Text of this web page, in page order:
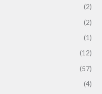
(2)
(2)
(1)
(12)
(57)
(4)